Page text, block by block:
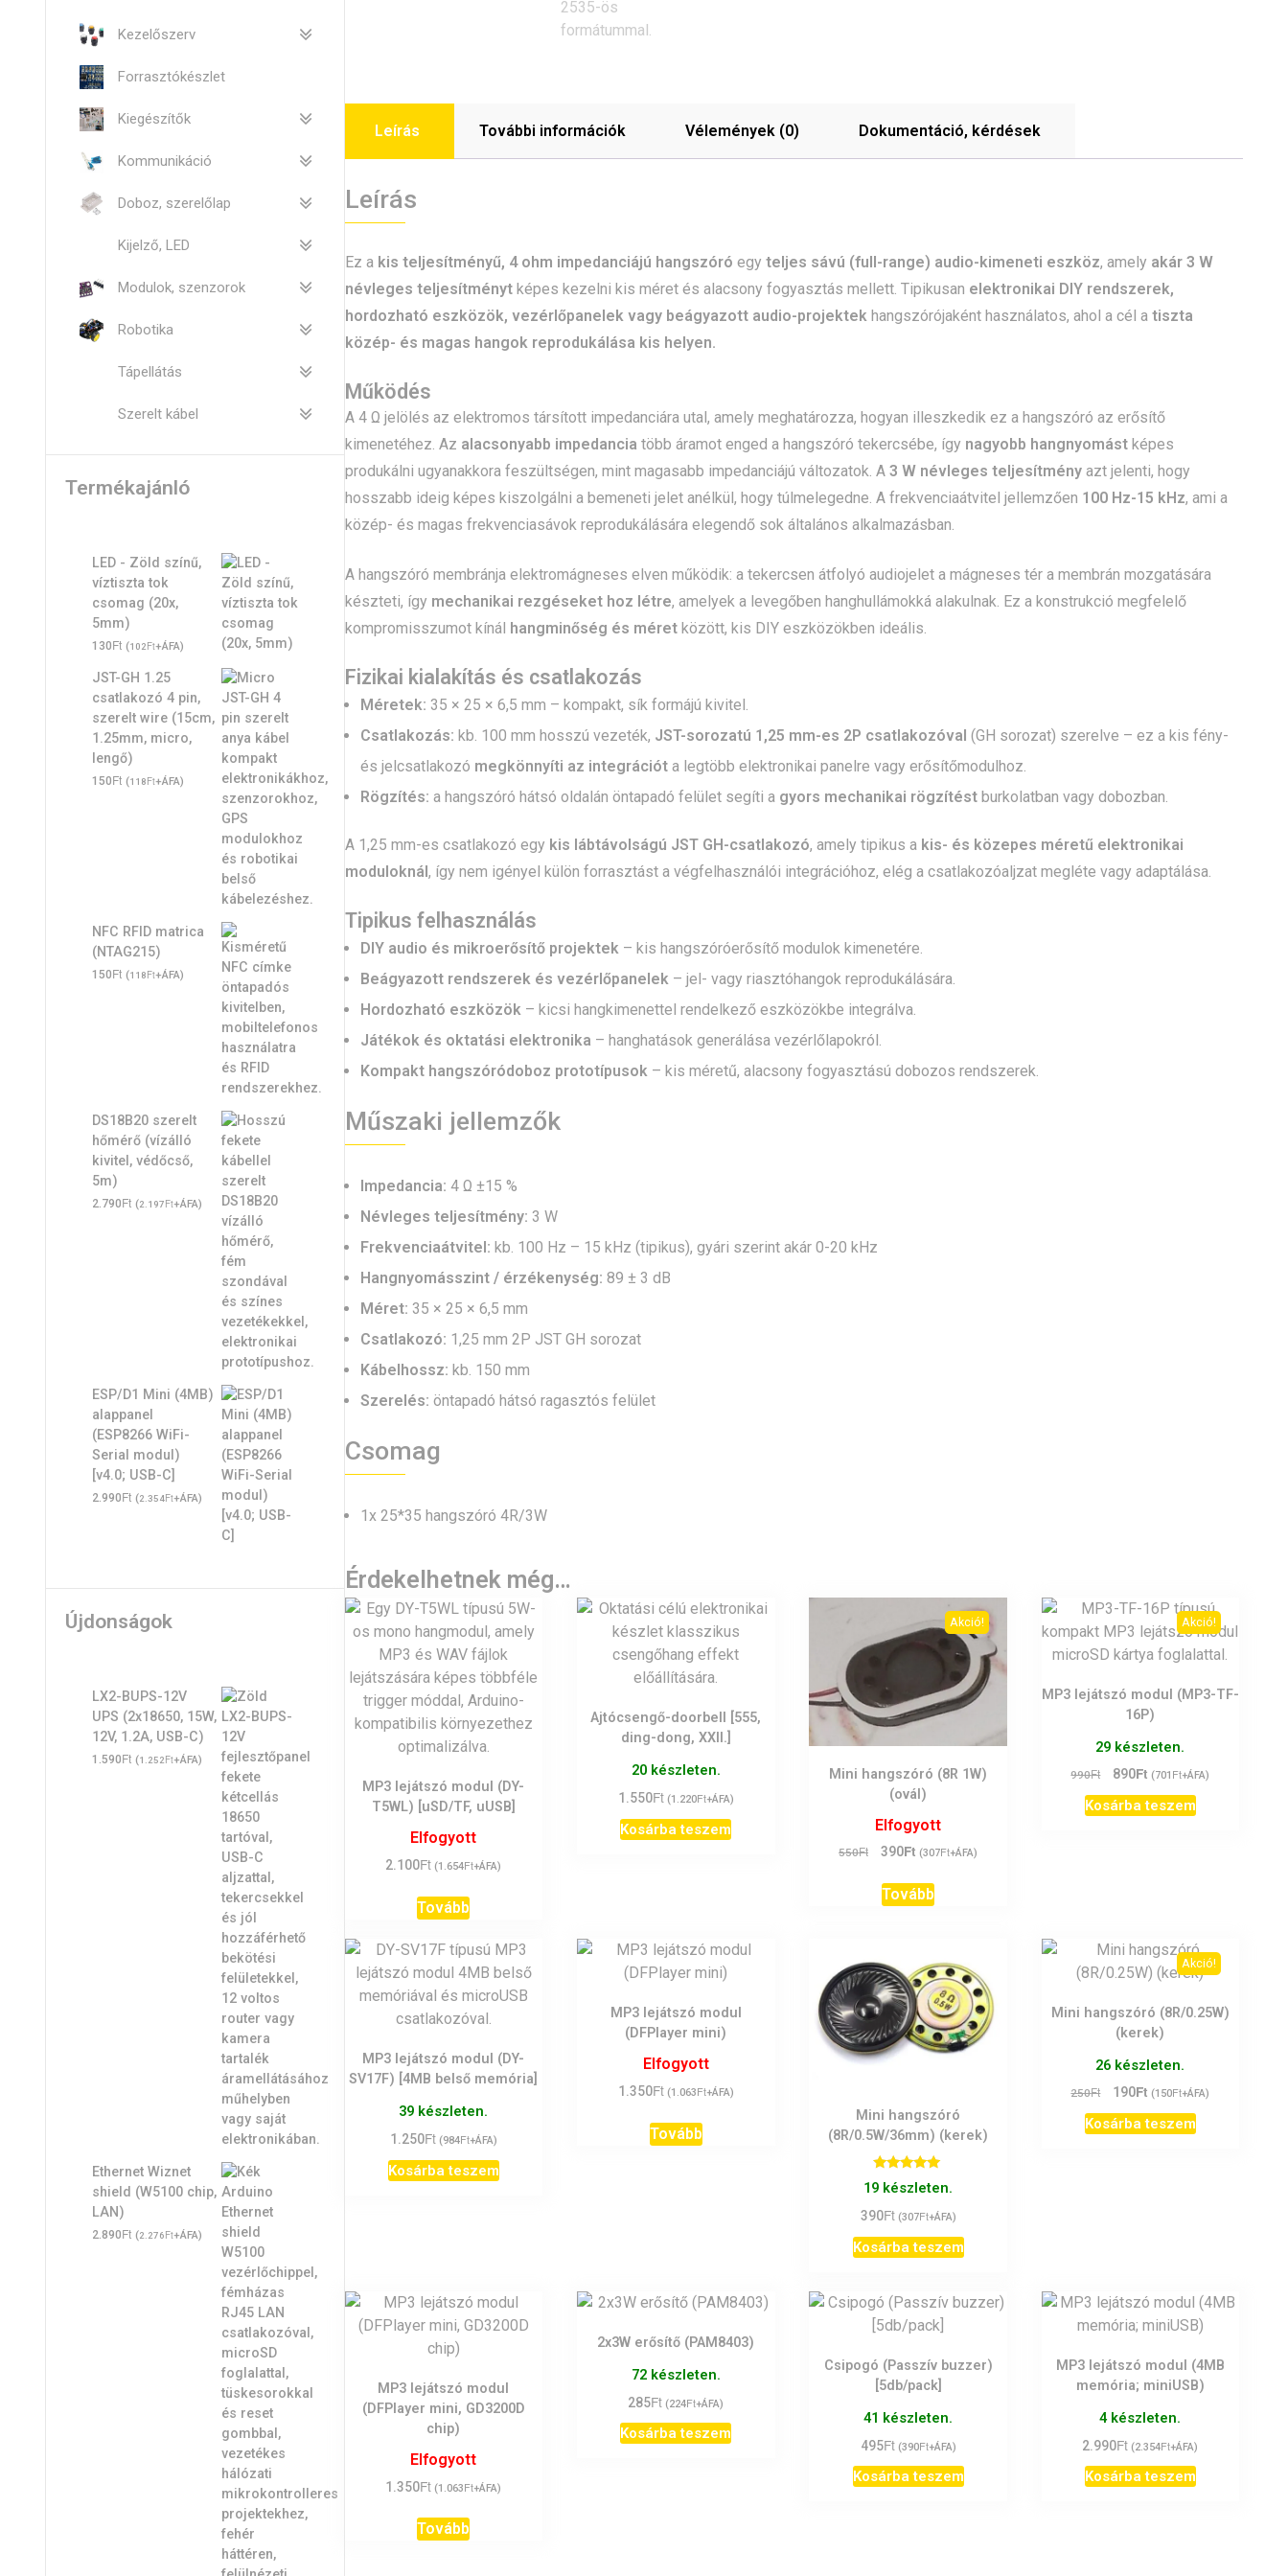
Leírás További információk Vélemények (0) Dokumentáció, kérdések
Leírás
Ez a kis teljesítményű, 4 ohm impedanciájú hangszóró egy teljes sávú (full-range) audio-kimeneti eszköz, amely akár 3 W
névleges teljesítménytképes kezelni kis méret és alacsony fogyasztás mellett. Tipikusan elektronikai DIY rendszerek,
hordozható eszközök, vezérlőpanelek vagy beágyazott audio-projektekhangszórójaként használatos, ahol a cél a tiszta
közép- és magas hangok reprodukálása kis helyen.
Működés
A 4 Ω jelölés az elektromos társított impedanciára utal, amely meghatározza, hogyan illeszkedik ez a hangszóró az erősítő
kimenetéhez. Az alacsonyabb impedancia több áramot enged a hangszóró tekercsébe, így nagyobb hangnyomástképes
produkálni ugyanakkora feszültségen, mint magasabb impedanciájú változatok. A 3 W névleges teljesítményazt jelenti, hogy
hosszabb ideig képes kiszolgálni a bemeneti jelet anélkül, hogy túlmelegedne. A frekvenciaátvitel jellemzően 100 Hz-15 kHz, ami a
közép- és magas frekvenciasávok reprodukálására elegendő sok általános alkalmazásban.
A hangszóró membránja elektromágneses elven működik: a tekercsen átfolyó audiojelet a mágneses tér a membrán mozgatására
készteti, így mechanikai rezgéseket hoz létre, amelyek a levegőben hanghullámokká alakulnak. Ez a konstrukció megfelelő
kompromisszumot kínál hangminőség és méretközött, kis DIY eszközökben ideális.
Fizikai kialakítás és csatlakozás
Méretek: 35 × 25 × 6,5 mm – kompakt, sík formájú kivitel.
Csatlakozás: kb. 100 mm hosszú vezeték, JST-sorozatú 1,25 mm-es 2P csatlakozóval (GH sorozat) szerelve – ez a kis fény-
és jelcsatlakozó megkönnyíti az integrációta legtöbb elektronikai panelre vagy erősítőmodulhoz.
Rögzítés: a hangszóró hátsó oldalán öntapadó felület segíti a gyors mechanikai rögzítéstburkolatban vagy dobozban.
A 1,25 mm-es csatlakozó egy kis lábtávolságú JST GH-csatlakozó, amely tipikus a kis- és közepes méretű elektronikai
moduloknál, így nem igényel külön forrasztást a végfelhasználói integrációhoz, elég a csatlakozóaljzat megléte vagy adaptálása.
Tipikus felhasználás
DIY audio és mikroerősítő projektek– kis hangszóróerősítő modulok kimenetére.
Beágyazott rendszerek és vezérlőpanelek– jel- vagy riasztóhangok reprodukálására.
Hordozható eszközök– kicsi hangkimenettel rendelkező eszközökbe integrálva.
Játékok és oktatási elektronika – hanghatások generálása vezérlőlapokról.
Kompakt hangszóródoboz prototípusok– kis méretű, alacsony fogyasztású dobozos rendszerek.
Műszaki jellemzők
Impedancia: 4 Ω ±15 %
Névleges teljesítmény: 3 W
Frekvenciaátvitel: kb. 100 Hz – 15 kHz (tipikus), gyári szerint akár 0-20 kHz
Hangnyomásszint / érzékenység: 89 ± 3 dB
Méret: 35 × 25 × 6,5 mm
Csatlakozó: 1,25 mm 2P JST GH sorozat
Kábelhossz: kb. 150 mm
Szerelés: öntapadó hátsó ragasztós felület
Csomag
1x 25*35 hangszóró 4R/3W
Érdekelhetnek még…
MP3 lejátszó modul (DY-
T5WL) [uSD/TF, uUSB]
Elfogyott
2.100Ft (1.654Ft+ÁFA)
Tovább
Ajtócsengő-doorbell [555,
ding-dong, XXII.]
20 készleten.
1.550Ft (1.220Ft+ÁFA)
Kosárba teszem
Akció!
Mini hangszóró (8R 1W)
(ovál)
Elfogyott
550Ft
Original
was:
550Ft.
390Ft Current
is:
390Ft.
(307Ft+ÁFA)
Tovább
Akció!
MP3 lejátszó modul (MP3-TF-
16P)
29 készleten.
990Ft
Original
price
was:
890Ft Current
price
is:
(701 Ft+ÁFA)
Kosárba teszem
MP3 lejátszó modul (DY-
SV17F) [4MB belső memória]
39 készleten.
1.250Ft (984Ft+ÁFA)
Kosárba teszem
MP3 lejátszó modul
(DFPlayer mini)
Elfogyott
1.350Ft (1.063Ft+ÁFA)
Tovább
Mini hangszóró
(8R/0.5W/36mm) (kerek)
Értékelés:
5.00
19 készleten.
390Ft (307Ft+ÁFA)
Kosárba teszem
Akció!
Mini hangszóró (8R/0.25W)
(kerek)
26 készleten.
250Ft
Original
price
was:
190Ft Current
price
is:
(150Ft+ÁFA)
Kosárba teszem
MP3 lejátszó modul
(DFPlayer mini, GD3200D
chip)
Elfogyott
1.350Ft (1.063Ft+ÁFA)
Tovább
2x3W erősítő (PAM8403)
72 készleten.
285Ft (224Ft+ÁFA)
Kosárba teszem
Csipogó (Passzív buzzer)
[5db/pack]
41 készleten.
495Ft (390Ft+ÁFA)
Kosárba teszem
MP3 lejátszó modul (4MB
memória; miniUSB)
4 készleten.
2.990Ft (2.354Ft+ÁFA)
Kosárba teszem
Kezelőszerv
Forrasztókészlet
Kiegészítők
Kommunikáció
Doboz, szerelőlap
Kijelző, LED
Modulok, szenzorok
Robotika
Tápellátás
Szerelt kábel
Termékajánló
LED - Zöld színű,
víztiszta tok
csomag (20x,
5mm)
130Ft (102Ft+ÁFA)
JST-GH 1.25
csatlakozó 4 pin,
szerelt wire (15cm,
1.25mm, micro,
lengő)
150Ft (118Ft+ÁFA)
NFC RFID matrica
(NTAG215)
150Ft (118Ft+ÁFA)
DS18B20 szerelt
hőmérő (vízálló
kivitel, védőcső,
5m)
2.790Ft (2.197Ft+ÁFA)
ESP/D1 Mini (4MB)
alappanel
(ESP8266 WiFi-
Serial modul)
[v4.0; USB-C]
2.990Ft (2.354Ft+ÁFA)
Újdonságok
LX2-BUPS-12V
UPS (2x18650, 15W,
12V, 1.2A, USB-C)
1.590Ft (1.252Ft+ÁFA)
Ethernet Wiznet
shield (W5100 chip,
LAN)
2.890Ft (2.276Ft+ÁFA)